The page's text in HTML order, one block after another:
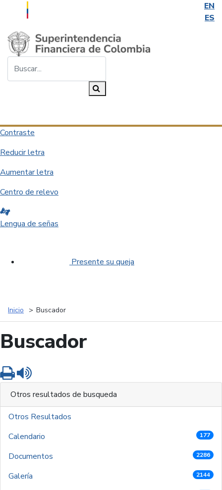
EN
ES
Saltar al contenido principal
Contraste
Reducir letra
Aumentar letra
Centro de relevo
Lengua de señas
Presente su queja
Inicio Buscador
Buscador
Imprimir
Otros resultados de busqueda
Otros Resultados
Calendario
177
Documentos 2286
Galería 2144